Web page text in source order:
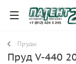
Пруды
Пруд V-440